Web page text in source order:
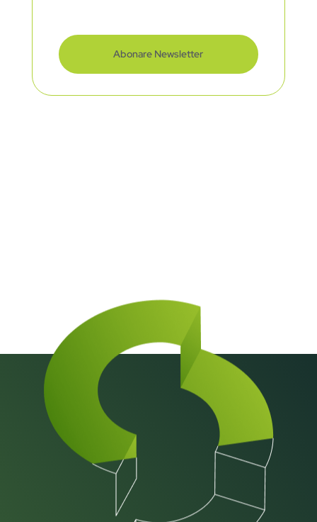
Abonare Newsletter